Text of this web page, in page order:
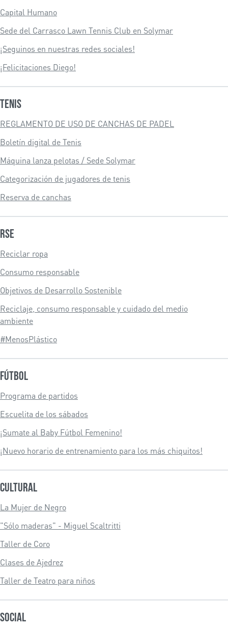
Capital Humano
Sede del Carrasco Lawn Tennis Club en Solymar
¡Seguinos en nuestras redes sociales!
¡Felicitaciones Diego!
Tenis
REGLAMENTO DE USO DE CANCHAS DE PADEL
Boletín digital de Tenis
Máquina lanza pelotas / Sede Solymar
Categorización de jugadores de tenis
Reserva de canchas
RSE
Reciclar ropa
Consumo responsable
Objetivos de Desarrollo Sostenible
Reciclaje, consumo responsable y cuidado del medio
ambiente
#MenosPlástico
Fútbol
Programa de partidos
Escuelita de los sábados
¡Sumate al Baby Fútbol Femenino!
¡Nuevo horario de entrenamiento para los más chiquitos!
Cultural
La Mujer de Negro
"Sólo maderas" - Miguel Scaltritti
Taller de Coro
Clases de Ajedrez
Taller de Teatro para niños
Social